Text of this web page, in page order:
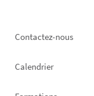
Footer
Contactez-nous
Calendrier